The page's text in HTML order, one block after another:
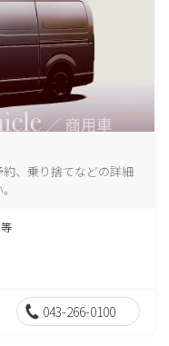
、乗り捨てなどの詳細
043-266-0100